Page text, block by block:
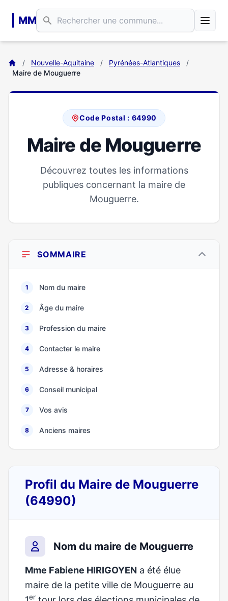
MM
/ Nouvelle-Aquitaine / Pyrénées-Atlantiques
/
Maire de Mouguerre
Code Postal : 64990
Maire de Mouguerre
Découvrez toutes les informations
publiques concernant la maire de
Mouguerre.
SOMMAIRE
1 Nom du maire
2 Âge du maire
3 Profession du maire
4 Contacter le maire
5 Adresse & horaires
6 Conseil municipal
7 Vos avis
8 Anciens maires
Profil du Maire de Mouguerre
(64990)
Nom du maire de Mouguerre
Mme Fabiene HIRIGOYEN a été élue
maire de la petite ville de Mouguerre au
er